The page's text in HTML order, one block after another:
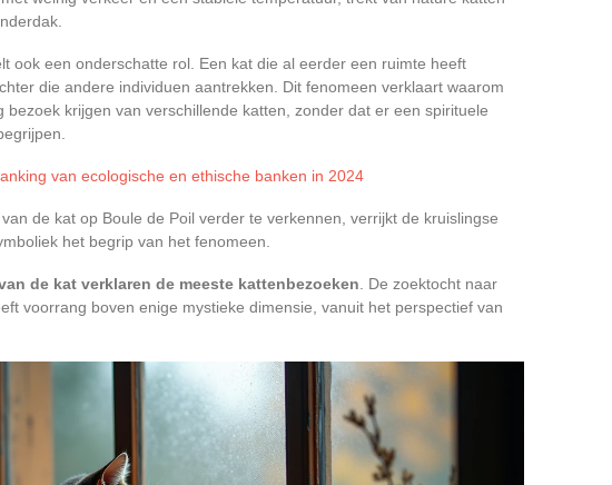
ook een onderschatte rol. Een kat die al eerder een ruimte heeft
die andere individuen aantrekken. Dit fenomeen verklaart waarom
bezoek krijgen van verschillende katten, zonder dat er een spirituele
van ecologische en ethische banken in 2024
de kat op Boule de Poil verder te verkennen, verrijkt de kruislingse
het begrip van het fenomeen.
de kat verklaren de meeste kattenbezoeken . De zoektocht naar
voorrang boven enige mystieke dimensie, vanuit het perspectief van